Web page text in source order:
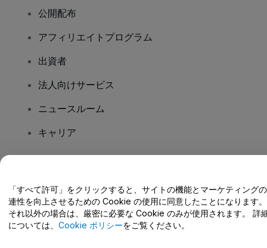
公開配布
アフィリエイトプログラム
出資者
法人向けサービス
ニュースルーム
キャリア
ヘルプセンター / こちらまでご連絡下さい
「すべて許可」をクリックすると、サイトの機能とマーケティング
連性を向上させるための Cookie の使用に同意したことになります。
それ以外の場合は、厳密に必要な Cookie のみが使用されます。 詳
については、 Cookie ポリシーをご覧ください。